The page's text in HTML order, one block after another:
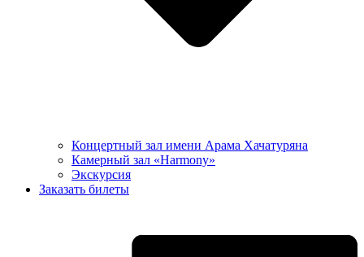
Концертный зал имени Арама Хачатуряна
Камерный зал «Harmony»
Экскурсия
Заказать билеты